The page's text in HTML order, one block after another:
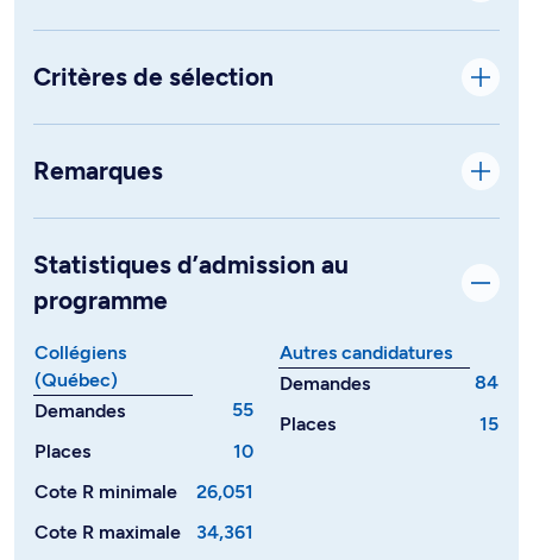
Critères de sélection
Remarques
Statistiques d’admission au
programme
Collégiens
(Québec)
Demandes
55
Places
10
Cote R minimale
26,051
Cote R maximale
34,361
Autres candidatures
Demandes
84
Places
15